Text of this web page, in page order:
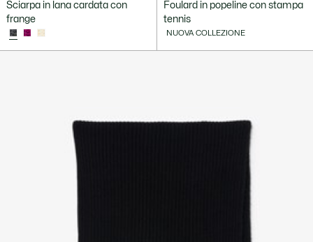
Sciarpa in lana cardata con
frange
Foulard in popeline con stampa
tennis
NUOVA COLLEZIONE